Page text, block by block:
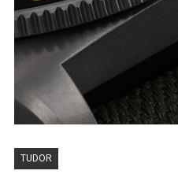
TUDOR